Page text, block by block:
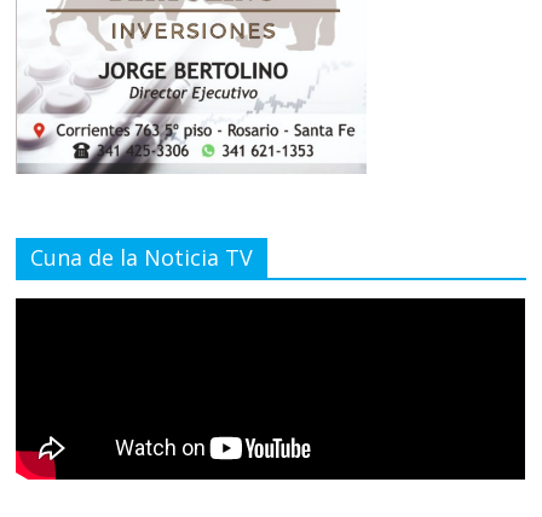
Cuna de la Noticia TV